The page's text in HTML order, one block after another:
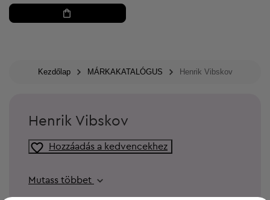
Kezdőlap MÁRKAKATALÓGUS Henrik Vibskov
Henrik Vibskov
Hozzáadás a kedvencekhez
Mutass többet